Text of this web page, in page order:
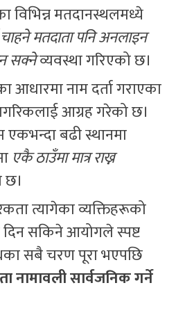
विभिन्न मतदानस्थलमध्ये
चाहने मतदाता पनि अनलाइन
सक्नेव्यवस्था गरिएको छ।
नाम दर्ता गराएका
आग्रह गरेको छ।
एकभन्दा बढी स्थानमा
एकै ठाउँमा मात्र राख्न
त्यागेका व्यक्तिहरूको
सकिने आयोगले स्पष्ट
सबै चरण पूरा भएपछि
नामावली सार्वजनिक गर्ने